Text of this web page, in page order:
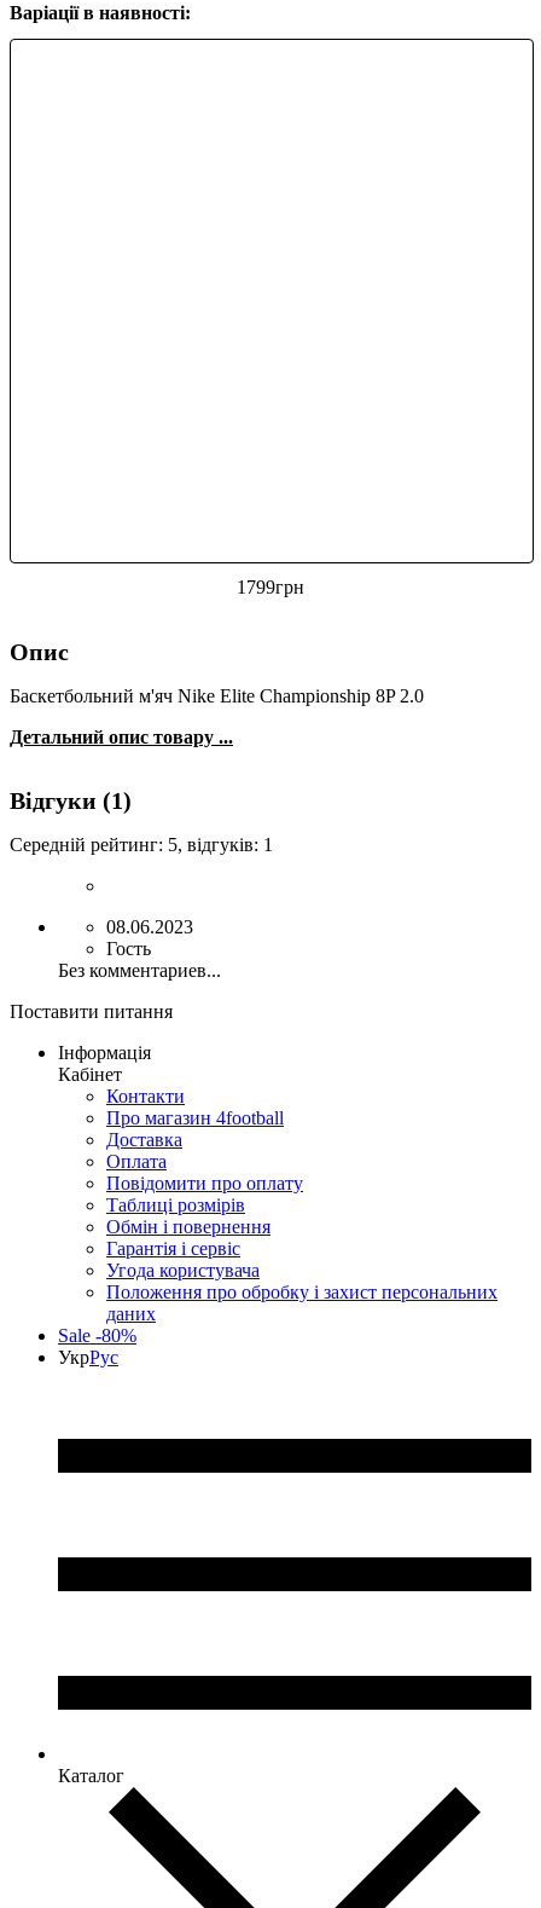
Варіації в наявності:
1799грн
Опис
Баскетбольний м'яч Nike Elite Championship 8P 2.0
Детальний опис товару ...
Відгуки (1)
Середній рейтинг: 5, відгуків: 1
08.06.2023
Гость
Без комментариев...
Поставити питання
Інформація
Кабінет
Контакти
Про магазин 4football
Доставка
Оплата
Повідомити про оплату
Таблиці розмірів
Обмін і повернення
Гарантія і сервіс
Угода користувача
Положення про обробку і захист персональних
даних
Sale -80%
УкрРус
Каталог